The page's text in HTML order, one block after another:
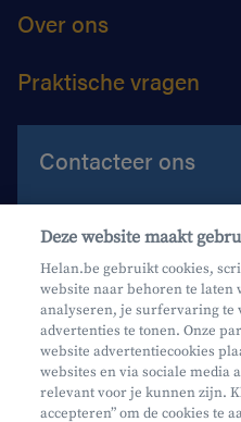
Over ons
Praktische vragen
Contacteer ons
Contacteer ons
Maak een afspraak
Waar vind je ons?
Deze website maakt
Helan.be gebruikt cookies,
website naar behoren te laten
analyseren, je surfervaring te
advertenties te tonen. Onze
website advertentiecookies
websites en via sociale media
relevant voor je kunnen zijn.
accepteren” om de cookies te